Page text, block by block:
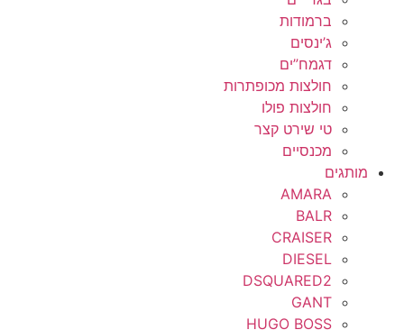
ברמודות
ג’ינסים
דגמח”ים
חולצות מכופתרות
חולצות פולו
טי שירט קצר
מכנסיים
מותגים
AMARA
BALR
CRAISER
DIESEL
DSQUARED2
GANT
HUGO BOSS